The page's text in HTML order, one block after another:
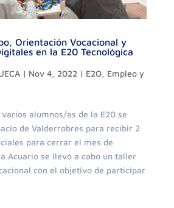
Orientación Vocacional y
en la E20 Tecnológica
| Nov 4, 2022 | E2O, Empleo y
alumnos/as de la E20 se
de Valderrobres para recibir 2
para cerrar el mes de
Acuario se llevó a cabo un taller
con el objetivo de participar